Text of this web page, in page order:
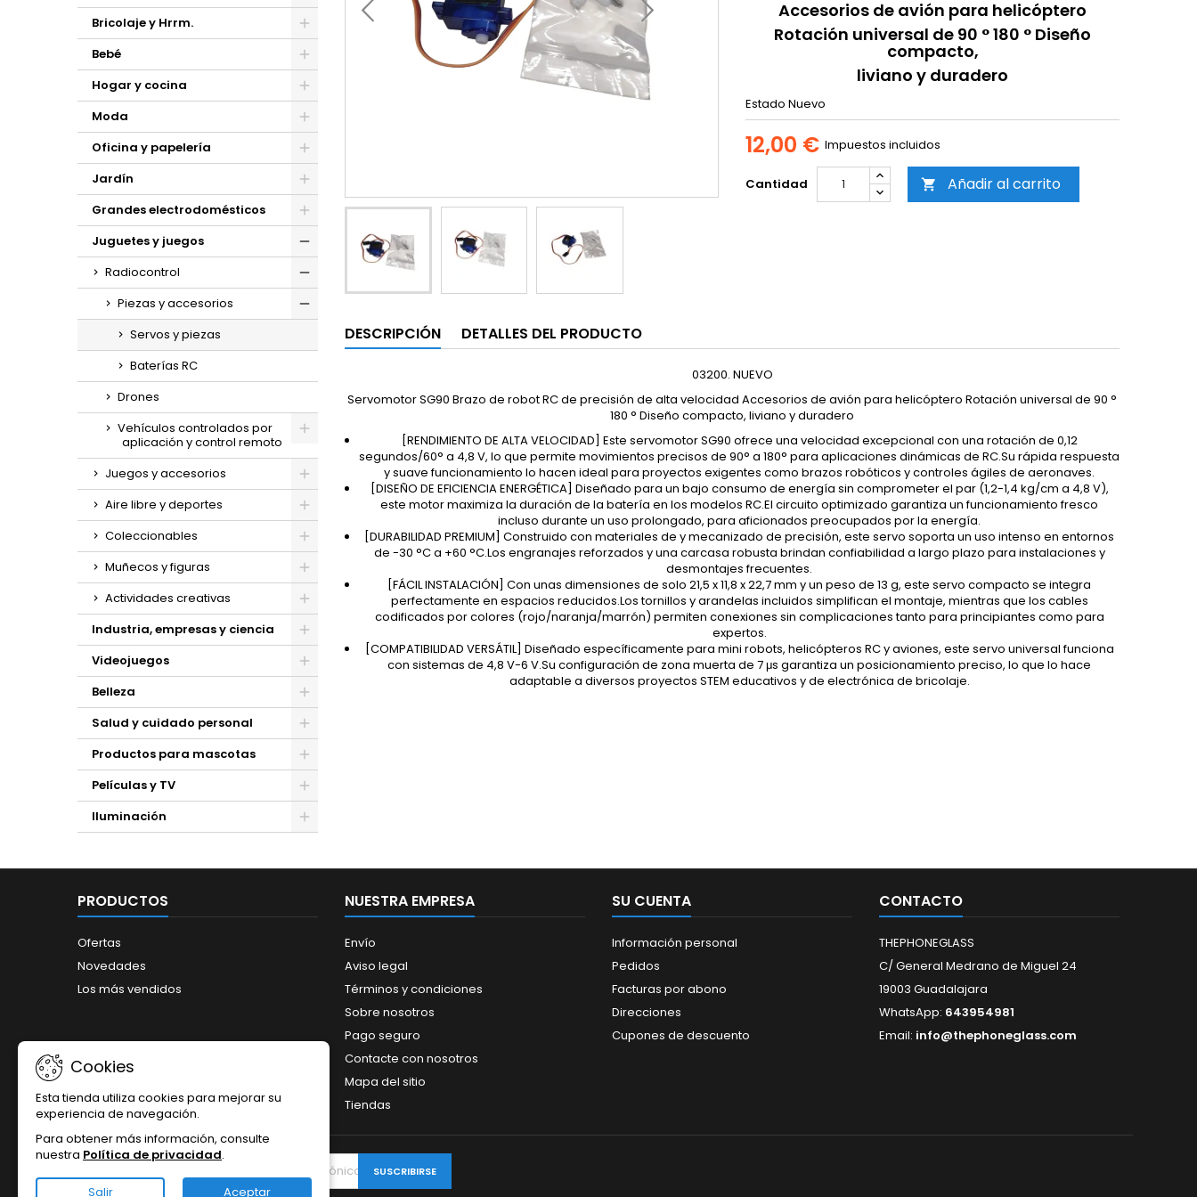
Bricolaje y Hrrm.
Bebé
Hogar y cocina
Moda
Oficina y papelería
Jardín
Grandes electrodomésticos
Juguetes y juegos
Radiocontrol
Piezas y accesorios
Servos y piezas
Baterías RC
Drones
Vehículos controlados por
aplicación y control remoto
Juegos y accesorios
Aire libre y deportes
Coleccionables
Muñecos y figuras
Actividades creativas
Industria, empresas y ciencia
Videojuegos
Belleza
Salud y cuidado personal
Productos para mascotas
Películas y TV
Iluminación
Accesorios de avión para helicóptero
Rotación universal de 90 ° 180 ° Diseño
compacto,
liviano y duradero
Estado Nuevo
12,00 € Impuestos incluidos
Cantidad  Añadir al carrito
DESCRIPCIÓN DETALLES DEL PRODUCTO
03200. NUEVO
Servomotor SG90 Brazo de robot RC de precisión de alta velocidad Accesorios de avión para helicóptero Rotación universal de 90 °
180 ° Diseño compacto, liviano y duradero
[RENDIMIENTO DE ALTA VELOCIDAD] Este servomotor SG90 ofrece una velocidad excepcional con una rotación de 0,12
segundos/60° a 4,8 V, lo que permite movimientos precisos de 90° a 180° para aplicaciones dinámicas de RC.Su rápida respuesta
y suave funcionamiento lo hacen ideal para proyectos exigentes como brazos robóticos y controles ágiles de aeronaves.
[DISEÑO DE EFICIENCIA ENERGÉTICA] Diseñado para un bajo consumo de energía sin comprometer el par (1,2-1,4 kg/cm a 4,8 V),
este motor maximiza la duración de la batería en los modelos RC.El circuito optimizado garantiza un funcionamiento fresco
incluso durante un uso prolongado, para aficionados preocupados por la energía.
[DURABILIDAD PREMIUM] Construido con materiales de y mecanizado de precisión, este servo soporta un uso intenso en entornos
de -30 °C a +60 °C.Los engranajes reforzados y una carcasa robusta brindan confiabilidad a largo plazo para instalaciones y
desmontajes frecuentes.
[FÁCIL INSTALACIÓN] Con unas dimensiones de solo 21,5 x 11,8 x 22,7 mm y un peso de 13 g, este servo compacto se integra
perfectamente en espacios reducidos.Los tornillos y arandelas incluidos simplifican el montaje, mientras que los cables
codificados por colores (rojo/naranja/marrón) permiten conexiones sin complicaciones tanto para principiantes como para
expertos.
[COMPATIBILIDAD VERSÁTIL] Diseñado específicamente para mini robots, helicópteros RC y aviones, este servo universal funciona
con sistemas de 4,8 V-6 V.Su configuración de zona muerta de 7 μs garantiza un posicionamiento preciso, lo que lo hace
adaptable a diversos proyectos STEM educativos y de electrónica de bricolaje.
PRODUCTOS
Ofertas
Novedades
Los más vendidos
NUESTRA EMPRESA
Envío
Aviso legal
Términos y condiciones
Sobre nosotros
Pago seguro
Contacte con nosotros
Mapa del sitio
Tiendas
SU CUENTA
Información personal
Pedidos
Facturas por abono
Direcciones
Cupones de descuento
CONTACTO
THEPHONEGLASS
C/ General Medrano de Miguel 24
19003 Guadalajara
WhatsApp: 643954981
Email: info@thephoneglass.com
Cookies
Esta tienda utiliza cookies para mejorar su
experiencia de navegación.
Para obtener más información, consulte
nuestra Política de privacidad.
Salir Aceptar